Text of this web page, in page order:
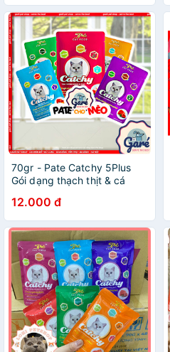
70gr - Pate Catchy 5Plus
Gói dạng thạch thịt & cá
bổ sung Taurine Vitamin cho
Mèo con Mèo lớn
12.000 đ